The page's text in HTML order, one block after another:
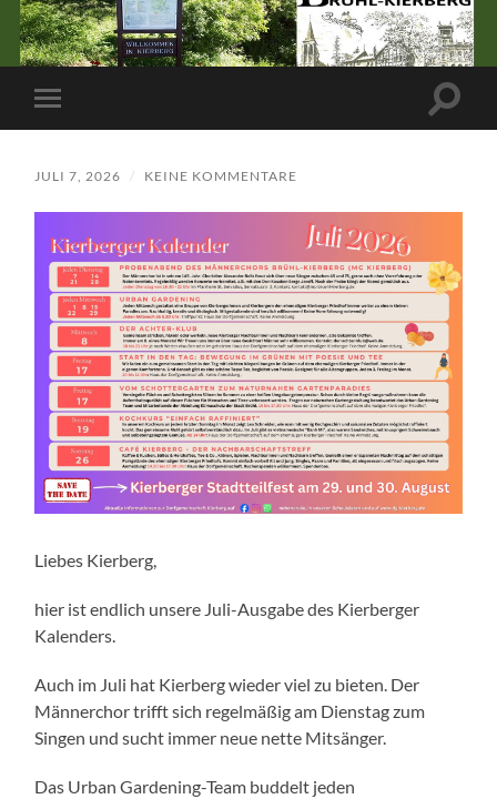
Mobile-
Menü
JULI 7, 2026 / KEINE KOMMENTARE
Liebes Kierberg,
hier ist endlich unsere Juli-Ausgabe des Kierberger
Kalenders.
Auch im Juli hat Kierberg wieder viel zu bieten. Der
Männerchor trifft sich regelmäßig am Dienstag zum
Singen und sucht immer neue nette Mitsänger.
Das Urban Gardening-Team buddelt jeden